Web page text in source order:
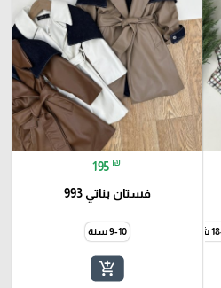
شهر
195 ₪
فستان بناتي 993
9-10 سنة
add_shopping_cart